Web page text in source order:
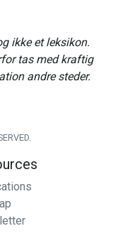
ikke et leksikon.
tas med kraftig
andre steder.